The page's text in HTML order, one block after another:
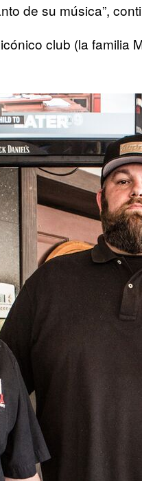
de su música”,
club (la familia